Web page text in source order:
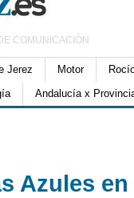
COMUNICACIÓN
Jerez Motor
Andalucía x
Azules